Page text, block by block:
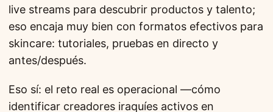
live streams para descubrir productos y talento;
eso encaja muy bien con formatos efectivos para
skincare: tutoriales, pruebas en directo y
antes/después.
Eso sí: el reto real es operacional —cómo
identificar creadores iraquíes activos en